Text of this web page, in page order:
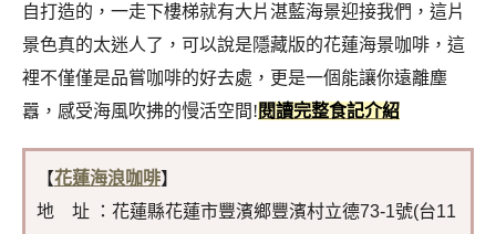
自打造的，一走下樓梯就有大片湛藍海景迎接我們，這片
景色真的太迷人了，可以說是隱藏版的花蓮海景咖啡，這
裡不僅僅是品嘗咖啡的好去處，更是一個能讓你遠離塵
囂，感受海風吹拂的慢活空間! 閱讀完整食記介紹
【花蓮海浪咖啡】
地 址 ：花蓮縣花蓮市豐濱鄉豐濱村立德73-1號(台11